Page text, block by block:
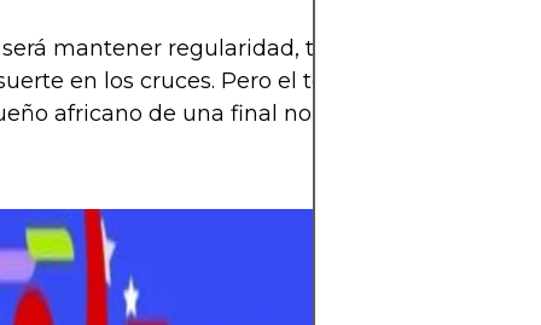
mantener regularidad, tener buena
en los cruces. Pero el techo está alto. Y por
africano de una final no parece tan loco.